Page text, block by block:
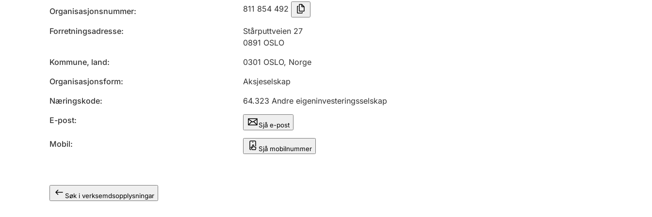
Organisasjonsnummer 811 854 492
Forretningsadresse
Stårputtveien 27
0891 OSLO
Kommune, land
0301 OSLO, Norge
Organisasjonsform
Aksjeselskap
Næringskode
64.323 Andre eigeninvesteringsselskap
E-post
Sjå e-post
Mobil Sjå mobilnummer
Søk i verksemdsopplysningar